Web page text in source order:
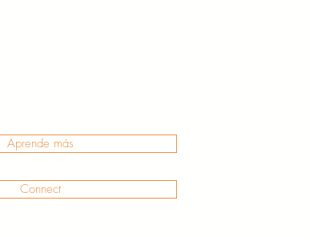
Aprende más
Connect